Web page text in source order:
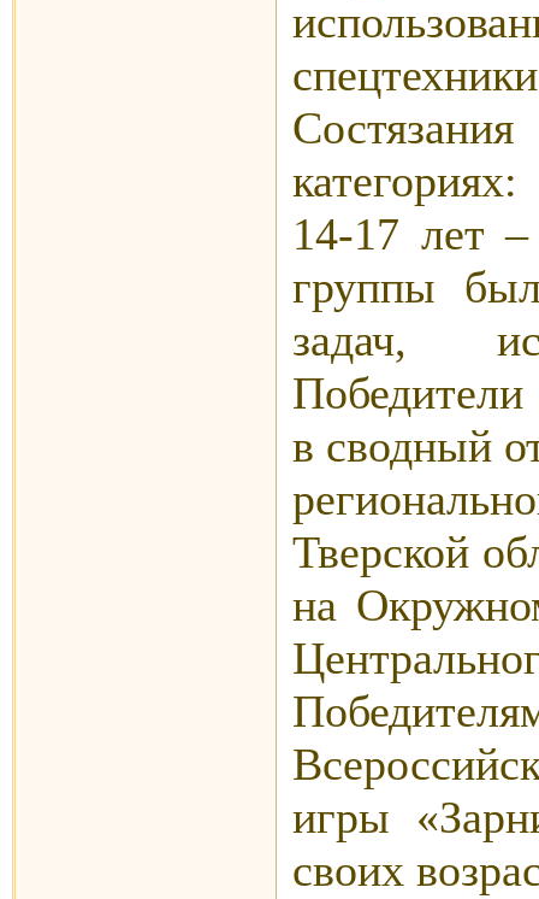
14-17 лет
группы
задач,
Победители
в сводный
Тверской
на
игры
своих